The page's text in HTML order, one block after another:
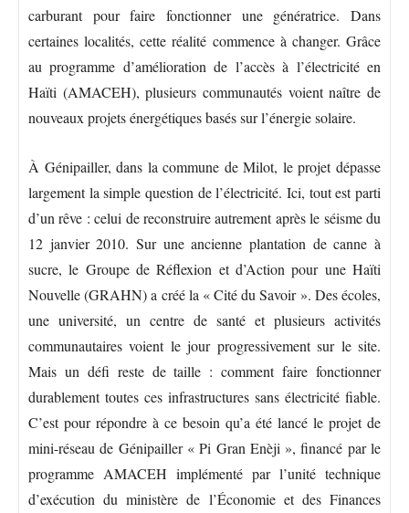
carburant pour faire fonctionner une génératrice. Dans
certaines localités, cette réalité commence à changer. Grâce
au programme d’amélioration de l’accès à l’électricité en
Haïti (AMACEH), plusieurs communautés voient naître de
nouveaux projets énergétiques basés sur l’énergie solaire.
À Génipailler, dans la commune de Milot, le projet dépasse
largement la simple question de l’électricité. Ici, tout est parti
d’un rêve : celui de reconstruire autrement après le séisme du
12 janvier 2010. Sur une ancienne plantation de canne à
sucre, le Groupe de Réflexion et d’Action pour une Haïti
Nouvelle (GRAHN) a créé la « Cité du Savoir ». Des écoles,
une université, un centre de santé et plusieurs activités
communautaires voient le jour progressivement sur le site.
Mais un défi reste de taille : comment faire fonctionner
durablement toutes ces infrastructures sans électricité fiable.
C’est pour répondre à ce besoin qu’a été lancé le projet de
mini-réseau de Génipailler « Pi Gran Enèji », financé par le
programme AMACEH implémenté par l’unité technique
d’exécution du ministère de l’Économie et des Finances